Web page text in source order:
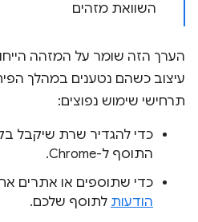
השוואת מזהים
הערך הזה שומר על המזהה
עיצוב כשהם נטענים במהלך
תרחישי שימוש נפוצים:
כדי להגדיר שרת שיקבל
התוסף ל-Chrome.
כדי שתוספים או אתרים
הודעות לתוסף שלכם.